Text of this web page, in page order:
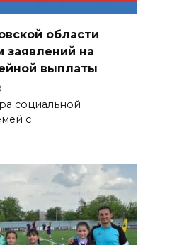
области
заявлений на
выплаты
социальной
с